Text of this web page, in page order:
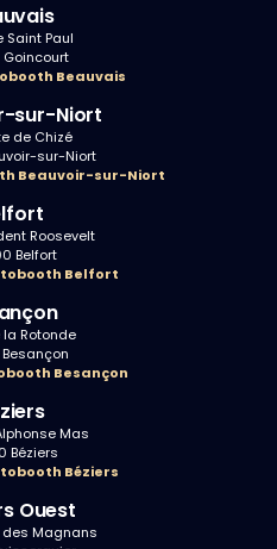
Saint Paul
Beauvais
sur-Niort
de Chizé
sur-Niort
Beauvoir-sur-Niort
Roosevelt
Belfort
Belfort
la Rotonde
Besançon
Mas
Béziers
Béziers
Ouest
des Magnans